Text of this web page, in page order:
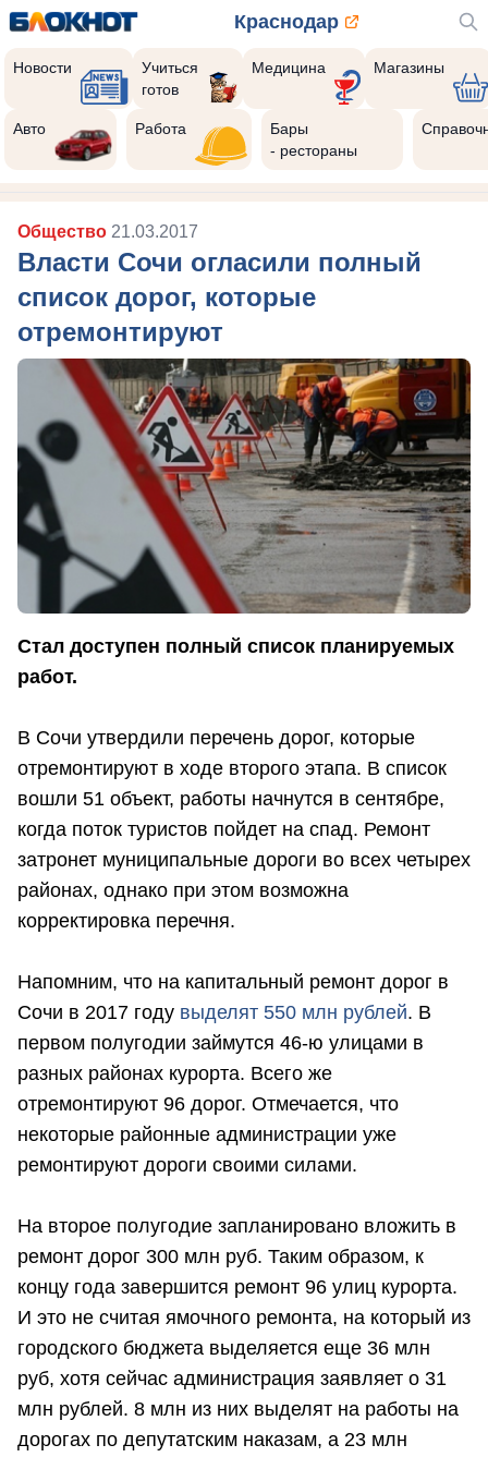
Краснодар
Новости
Учиться
готов
Медицина Магазины
Авто Работа
Бары
- рестораны
Общество 21.03.2017
Власти Сочи огласили полный
список дорог, которые
отремонтируют
Стал доступен полный список планируемых
работ.
В Сочи утвердили перечень дорог, которые
отремонтируют в ходе второго этапа. В список
вошли 51 объект, работы начнутся в сентябре,
когда поток туристов пойдет на спад. Ремонт
затронет муниципальные дороги во всех четырех
районах, однако при этом возможна
корректировка перечня.
Напомним, что на капитальный ремонт дорог в
Сочи в 2017 году выделят 550 млн рублей. В
первом полугодии займутся 46-ю улицами в
разных районах курорта. Всего же
отремонтируют 96 дорог. Отмечается, что
некоторые районные администрации уже
ремонтируют дороги своими силами.
На второе полугодие запланировано вложить в
ремонт дорог 300 млн руб. Таким образом, к
концу года завершится ремонт 96 улиц курорта.
И это не считая ямочного ремонта, на который из
городского бюджета выделяется еще 36 млн
руб, хотя сейчас администрация заявляет о 31
млн рублей. 8 млн из них выделят на работы на
дорогах по депутатским наказам, а 23 млн